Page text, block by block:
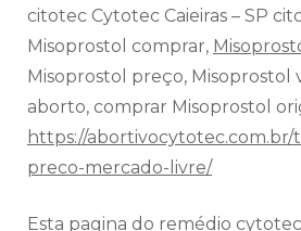
citotec Cytotec Caieiras – SP
Misoprostol comprar,
Misoprostol preço, Misoprostol
aborto, comprar Misoprostol
https://abortivocytotec.com.br/
preco-mercado-livre/
Esta pagina do remédio